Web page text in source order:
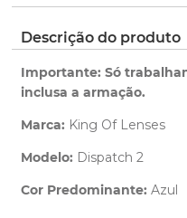
Saiba maissobre
redirecionado para
Descrição do produto
Importante: Só
inclusa a armação.
Marca: King Of Lenses
Modelo: Dispatch 2
Cor Predominante: Azul